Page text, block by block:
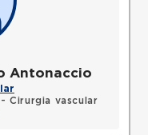
Antonaccio
- Cirurgia vascular